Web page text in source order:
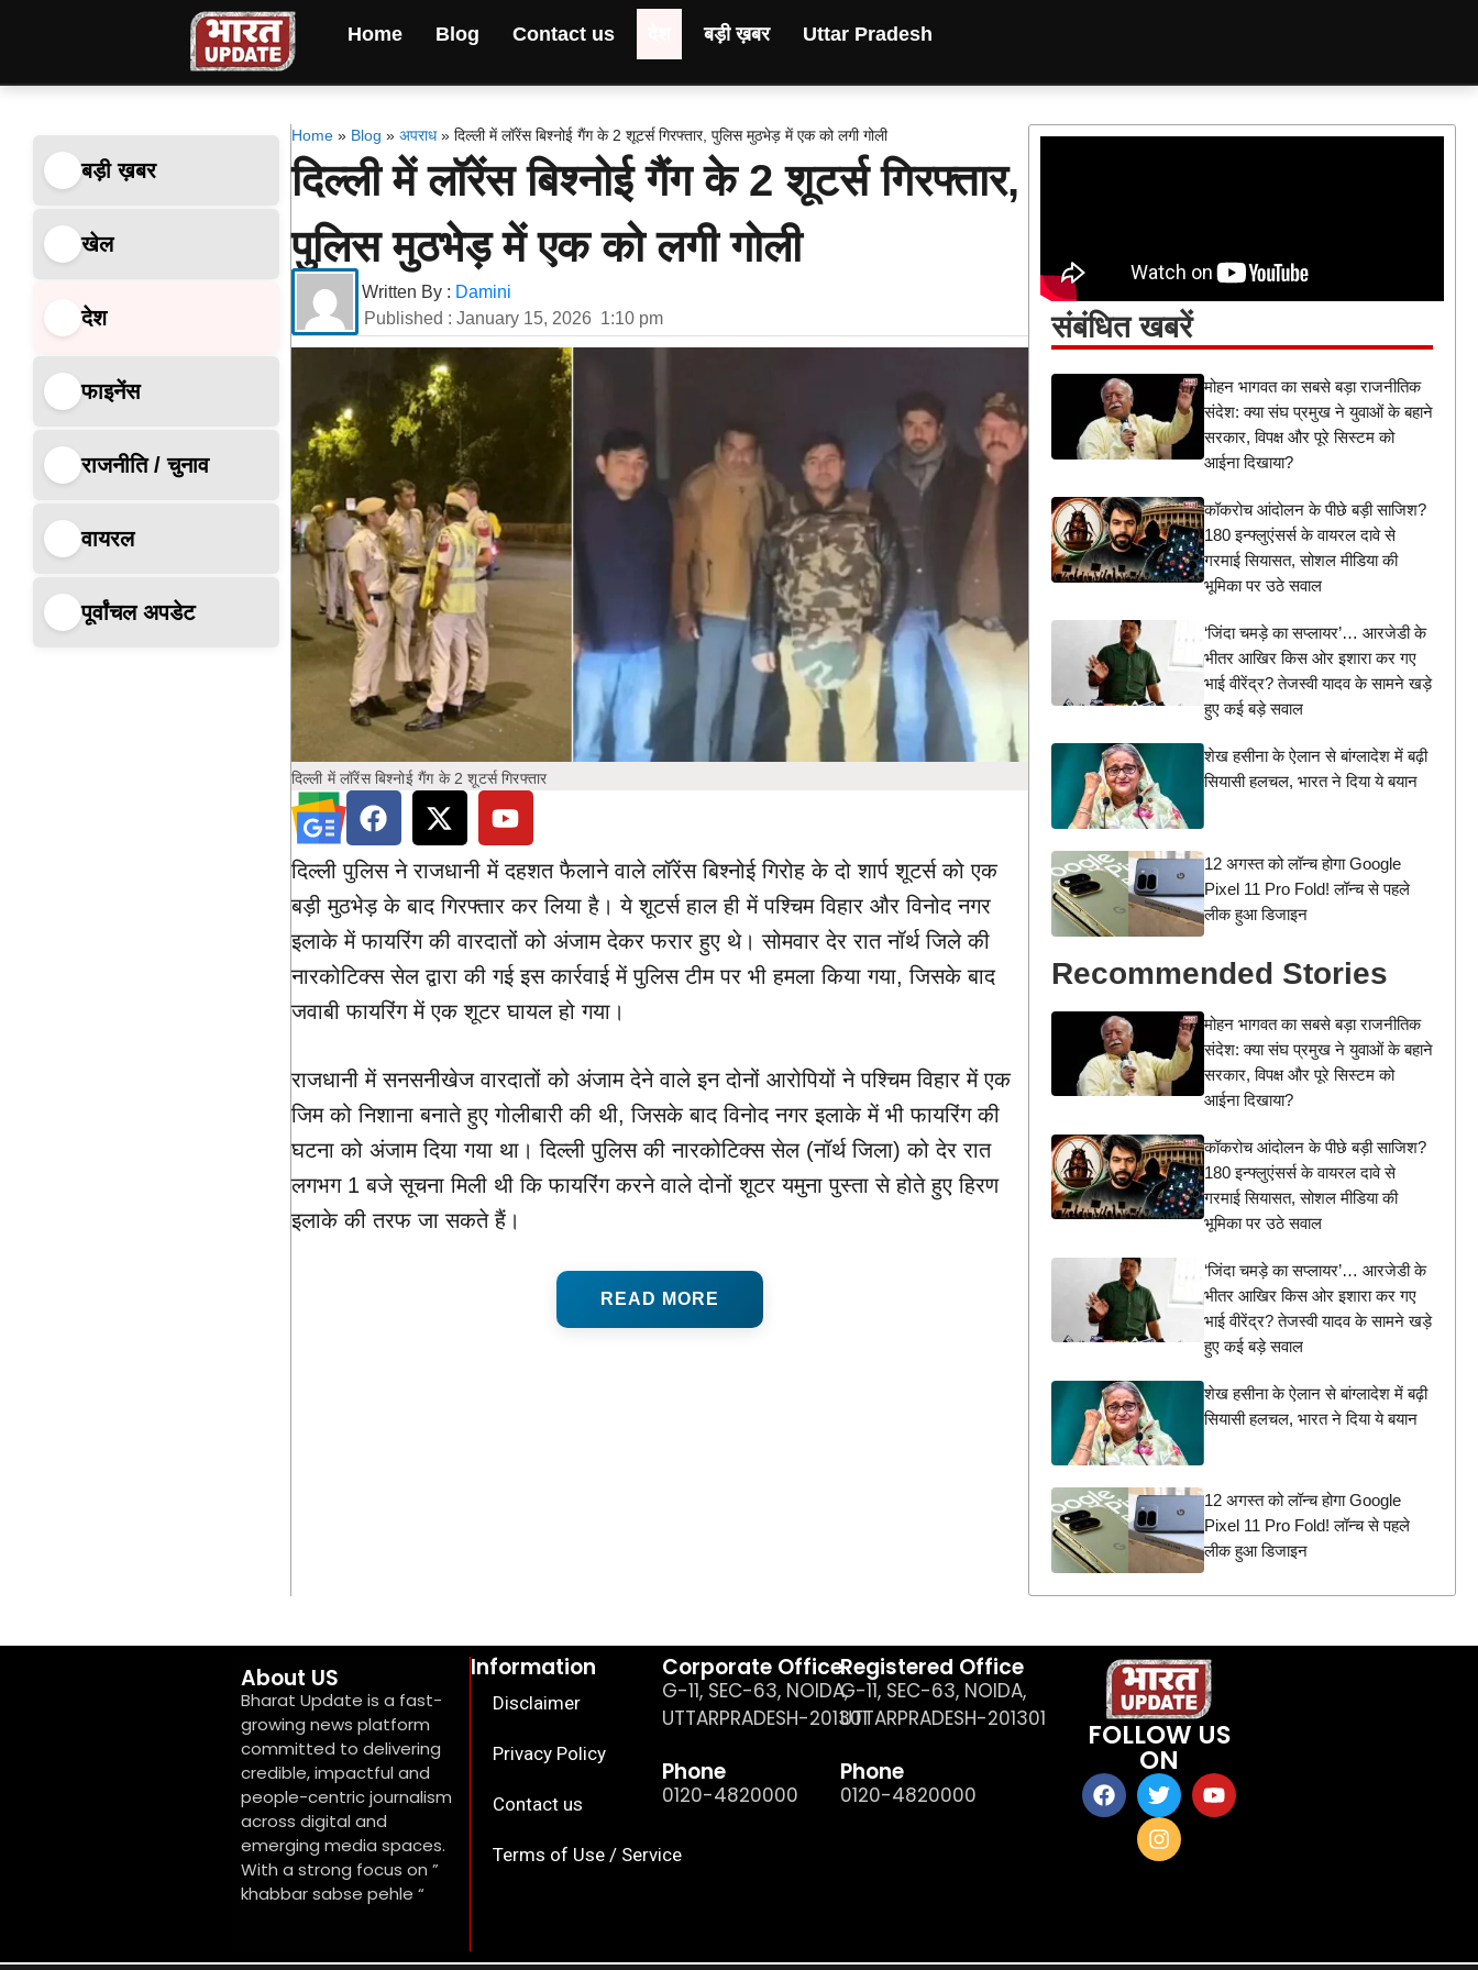
Home Blog Contact us बड़ी ख़बर Uttar Pradesh
बड़ी ख़बर
खेल
देश
फाइनेंस
राजनीति / चुनाव
वायरल
पूर्वांचल अपडेट
Home» Blog » अपराध» दिल्ली में लॉरेंस बिश्नोई गैंग के 2 शूटर्स गिरफ्तार, पुलिस मुठभेड़ में एक को लगी गोली
दिल्ली में लॉरेंस बिश्नोई गैंग के 2 शूटर्स गिरफ्तार,
पुलिस मुठभेड़ में एक को लगी गोली
Written By : Damini
Published :January 15, 2026 1:10 pm
दिल्ली में लॉरेंस बिश्नोई गैंग के 2 शूटर्स गिरफ्तार
दिल्ली पुलिस ने राजधानी में दहशत फैलाने वाले लॉरेंस बिश्नोई गिरोह के दो शार्प शूटर्स को एक
बड़ी मुठभेड़ के बाद गिरफ्तार कर लिया है। ये शूटर्स हाल ही में पश्चिम विहार और विनोद नगर
इलाके में फायरिंग की वारदातों को अंजाम देकर फरार हुए थे। सोमवार देर रात नॉर्थ जिले की
नारकोटिक्स सेल द्वारा की गई इस कार्रवाई में पुलिस टीम पर भी हमला किया गया, जिसके बाद
जवाबी फायरिंग में एक शूटर घायल हो गया।
राजधानी में सनसनीखेज वारदातों को अंजाम देने वाले इन दोनों आरोपियों ने पश्चिम विहार में एक
जिम को निशाना बनाते हुए गोलीबारी की थी, जिसके बाद विनोद नगर इलाके में भी फायरिंग की
घटना को अंजाम दिया गया था। दिल्ली पुलिस की नारकोटिक्स सेल (नॉर्थ जिला) को देर रात
लगभग 1 बजे सूचना मिली थी कि फायरिंग करने वाले दोनों शूटर यमुना पुस्ता से होते हुए हिरण
इलाके की तरफ जा सकते हैं।
READ MORE
संबंधित खबरें
मोहन भागवत का सबसे बड़ा राजनीतिक
संदेश: क्या संघ प्रमुख ने युवाओं के बहाने
सरकार, विपक्ष और पूरे सिस्टम को
आईना दिखाया?
कॉकरोच आंदोलन के पीछे बड़ी साजिश?
180 इन्फ्लुएंसर्स के वायरल दावे से
गरमाई सियासत, सोशल मीडिया की
भूमिका पर उठे सवाल
‘जिंदा चमड़े का सप्लायर’… आरजेडी के
भीतर आखिर किस ओर इशारा कर गए
भाई वीरेंद्र? तेजस्वी यादव के सामने खड़े
हुए कई बड़े सवाल
शेख हसीना के ऐलान से बांग्लादेश में बढ़ी
सियासी हलचल, भारत ने दिया ये बयान
12 अगस्त को लॉन्च होगा Google
Pixel 11 Pro Fold! लॉन्च से पहले
लीक हुआ डिजाइन
Recommended Stories
मोहन भागवत का सबसे बड़ा राजनीतिक
संदेश: क्या संघ प्रमुख ने युवाओं के बहाने
सरकार, विपक्ष और पूरे सिस्टम को
आईना दिखाया?
कॉकरोच आंदोलन के पीछे बड़ी साजिश?
180 इन्फ्लुएंसर्स के वायरल दावे से
गरमाई सियासत, सोशल मीडिया की
भूमिका पर उठे सवाल
‘जिंदा चमड़े का सप्लायर’… आरजेडी के
भीतर आखिर किस ओर इशारा कर गए
भाई वीरेंद्र? तेजस्वी यादव के सामने खड़े
हुए कई बड़े सवाल
शेख हसीना के ऐलान से बांग्लादेश में बढ़ी
सियासी हलचल, भारत ने दिया ये बयान
12 अगस्त को लॉन्च होगा Google
Pixel 11 Pro Fold! लॉन्च से पहले
लीक हुआ डिजाइन
About US
Bharat Update is a fast-
growing news platform
committed to delivering
credible, impactful and
people-centric journalism
across digital and
emerging media spaces.
With a strong focus on ”
khabbar sabse pehle “
Information
Disclaimer
Privacy Policy
Contact us
Terms of Use / Service
Corporate Office
G-11, SEC-63, NOIDA,
UTTARPRADESH-201301
Phone
0120-4820000
Registered Office
G-11, SEC-63, NOIDA,
UTTARPRADESH-201301
Phone
0120-4820000
FOLLOW US
ON